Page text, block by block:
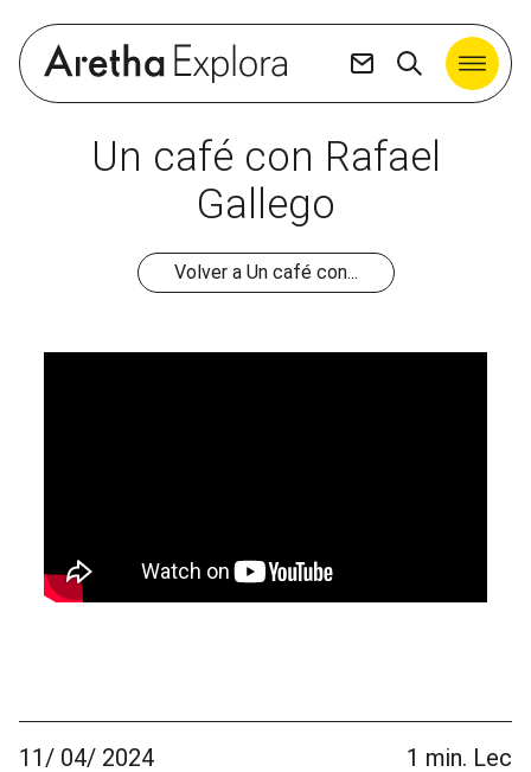
Un café con Rafael
Gallego
Volver a Un café con...
11/ 04/ 2024 1 min. Lec